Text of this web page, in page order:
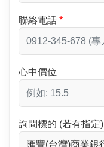
聯絡電話
心中價位
詢問標的 (若有指定)